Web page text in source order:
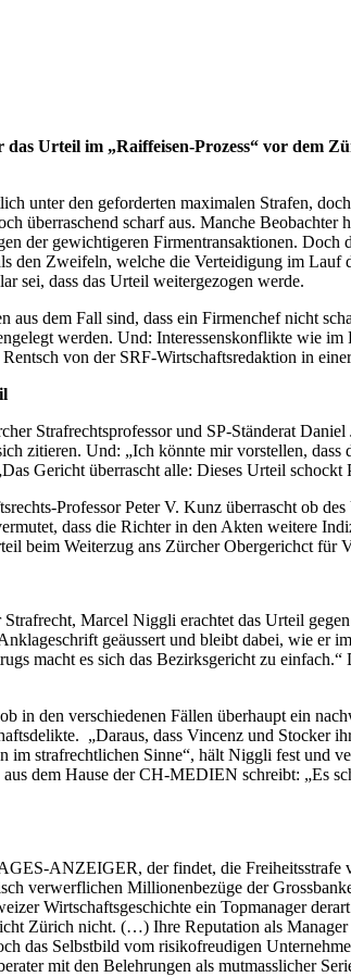
Urteil im „Raiffeisen-Prozess“ vor dem
unter den geforderten maximalen Strafen,
überraschend scharf aus. Manche Beobachter
der gewichtigeren Firmentransaktionen.
den Zweifeln, welche die Verteidigung im Lauf
sei, dass das Urteil weitergezogen werde.
dem Fall sind, dass ein Firmenchef nicht
werden. Und: Interessenskonflikte wie
von der SRF-Wirtschaftsredaktion in
Strafrechtsprofessor und SP-Ständerat
zitieren. Und: „Ich könnte mir vorstellen,
Gericht überrascht alle: Dieses Urteil schockt
Professor Peter V. Kunz überrascht ob
dass die Richter in den Akten weitere
beim Weiterzug ans Zürcher Obergerichct für
Marcel Niggli erachtet das Urteil
geäussert und bleibt dabei, wie
macht es sich das Bezirksgericht zu
in den verschiedenen Fällen überhaupt ein
„Daraus, dass Vincenz und Stocker
im strafrechtlichen Sinne“, hält Niggli fest und
dem Hause der CH-MEDIEN schreibt: „Es
ANZEIGER, der findet, die Freiheitsstrafe
verwerflichen Millionenbezüge der
Wirtschaftsgeschichte ein Topmanager
Zürich nicht. (…) Ihre Reputation als Manager
das Selbstbild vom risikofreudigen
mit den Belehrungen als mutmasslicher